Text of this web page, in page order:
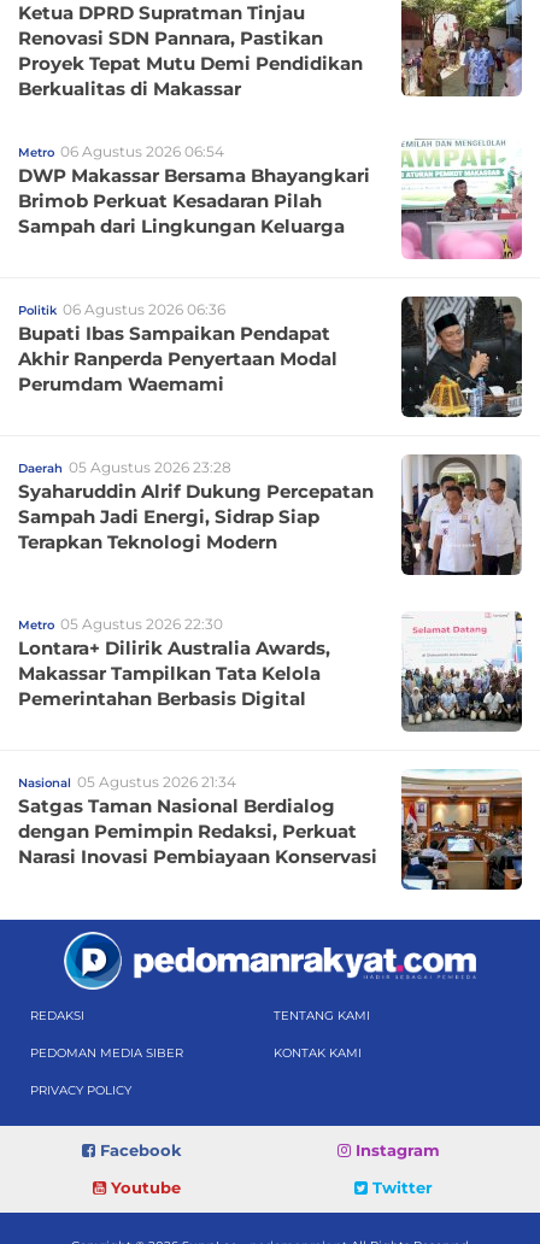
Ketua DPRD Supratman Tinjau
Renovasi SDN Pannara, Pastikan
Proyek Tepat Mutu Demi Pendidikan
Berkualitas di Makassar
Metro 06 Agustus 2026 06:54
DWP Makassar Bersama Bhayangkari
Brimob Perkuat Kesadaran Pilah
Sampah dari Lingkungan Keluarga
Politik 06 Agustus 2026 06:36
Bupati Ibas Sampaikan Pendapat
Akhir Ranperda Penyertaan Modal
Perumdam Waemami
Daerah 05 Agustus 2026 23:28
Syaharuddin Alrif Dukung Percepatan
Sampah Jadi Energi, Sidrap Siap
Terapkan Teknologi Modern
Metro 05 Agustus 2026 22:30
Lontara+ Dilirik Australia Awards,
Makassar Tampilkan Tata Kelola
Pemerintahan Berbasis Digital
Nasional 05 Agustus 2026 21:34
Satgas Taman Nasional Berdialog
dengan Pemimpin Redaksi, Perkuat
Narasi Inovasi Pembiayaan Konservasi
REDAKSI TENTANG KAMI
PEDOMAN MEDIA SIBER KONTAK KAMI
PRIVACY POLICY
Facebook
Instagram
Youtube
Twitter